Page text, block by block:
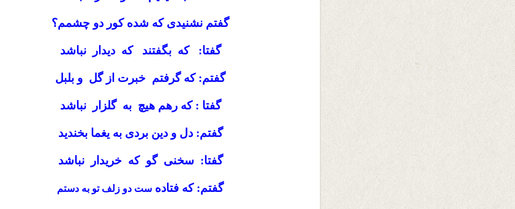
گفتم نشنیدی که شده کور دو چشمم؟
گفتا: که بگفتند که دیدار نباشد
گفتم: که گرفتم خبرت از گل و بلبل
گفتا : که رهم هیچ به گلزار نباشد
گفتم: دل و دین بردی به یغما بخندید
گفتا: سخنی گو که خریدار نباشد
گفتم: که فتاده ست دو زلف تو به دستم